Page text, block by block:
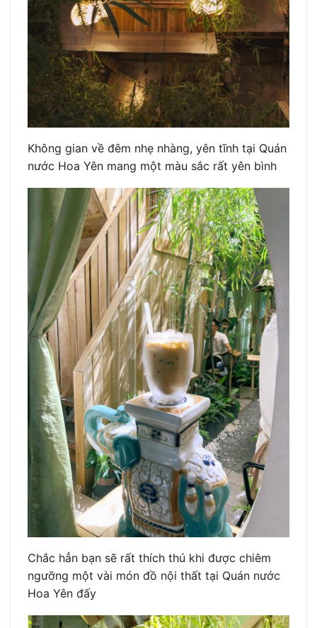
Không gian về đêm nhẹ nhàng, yên tĩnh tại Quán
nước Hoa Yên mang một màu sắc rất yên bình
Chắc hẳn bạn sẽ rất thích thú khi được chiêm
ngưỡng một vài món đồ nội thất tại Quán nước
Hoa Yên đấy